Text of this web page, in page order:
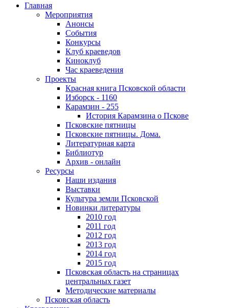
Главная
Мероприятия
Анонсы
События
Конкурсы
Клуб краеведов
Киноклуб
Час краеведения
Проекты
Красная книга Псковской области
Изборск - 1160
Карамзин - 255
История Карамзина о Пскове
Псковские пятницы
Псковские пятницы. Дома.
Литературная карта
Библиотур
Архив - онлайн
Ресурсы
Наши издания
Выставки
Культура земли Псковской
Новинки литературы
2010 год
2011 год
2012 год
2013 год
2014 год
2015 год
Псковская область на страницах
центральных газет
Методические материалы
Псковская область